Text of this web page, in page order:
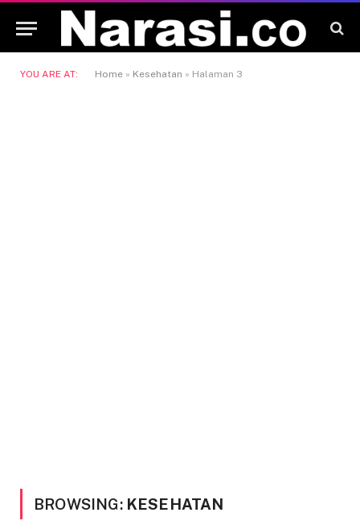
YOU ARE AT: Home » Kesehatan » Halaman 3
BROWSING: KESEHATAN